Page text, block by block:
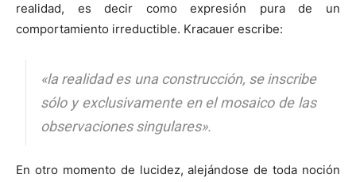
realidad, es decir como expresión pura de un
comportamiento irreductible. Kracauer escribe:
«la realidad es una construcción, se inscribe
sólo y exclusivamente en el mosaico de las
observaciones singulares».
En otro momento de lucidez, alejándose de toda noción